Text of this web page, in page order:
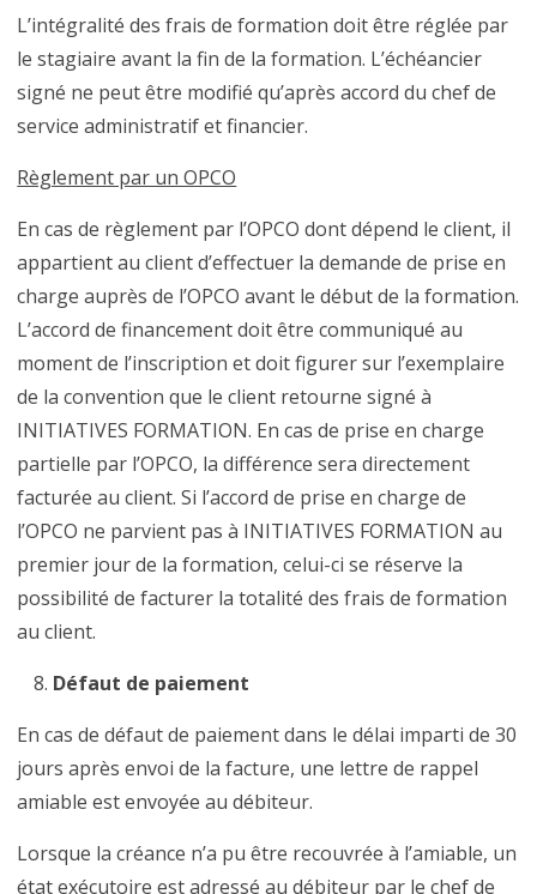
L’intégralité des frais de formation doit être réglée par
le stagiaire avant la fin de la formation. L’échéancier
signé ne peut être modifié qu’après accord du chef de
service administratif et financier.
Règlement par un OPCO
En cas de règlement par l’OPCO dont dépend le client, il
appartient au client d’effectuer la demande de prise en
charge auprès de l’OPCO avant le début de la formation.
L’accord de financement doit être communiqué au
moment de l’inscription et doit figurer sur l’exemplaire
de la convention que le client retourne signé à
INITIATIVES FORMATION. En cas de prise en charge
partielle par l’OPCO, la différence sera directement
facturée au client. Si l’accord de prise en charge de
l’OPCO ne parvient pas à INITIATIVES FORMATION au
premier jour de la formation, celui-ci se réserve la
possibilité de facturer la totalité des frais de formation
au client.
Défaut de paiement
En cas de défaut de paiement dans le délai imparti de 30
jours après envoi de la facture, une lettre de rappel
amiable est envoyée au débiteur.
Lorsque la créance n’a pu être recouvrée à l’amiable, un
état exécutoire est adressé au débiteur par le chef de